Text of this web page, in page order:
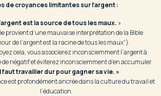
de croyances limitantes sur l’argent :
est la source de tous les maux. »
provient d’une mauvaise interprétation de la Bible
de l’argent est la racine de tous les maux”).
cela, vous associerez inconsciemment l’argent à
négatif et éviterez inconsciemment d’en accumuler.
faut travailler dur pour gagner sa vie. »
est profondément ancrée dans la culture du travail et
l’éducation.